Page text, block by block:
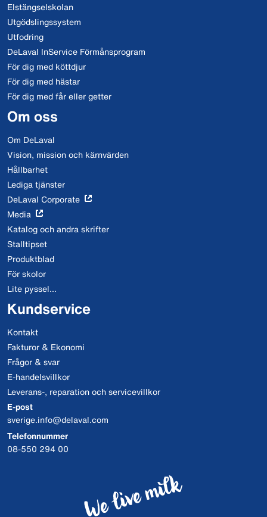
Elstängselskolan
Utgödslingssystem
Utfodring
DeLaval InService Förmånsprogram
För dig med köttdjur
För dig med hästar
För dig med får eller getter
Om oss
Om DeLaval
Vision, mission och kärnvärden
Hållbarhet
Lediga tjänster
DeLaval Corporate
Media
Katalog och andra skrifter
Stalltipset
Produktblad
För skolor
Lite pyssel...
Kundservice
Kontakt
Fakturor & Ekonomi
Frågor & svar
E-handelsvillkor
Leverans-, reparation och servicevillkor
E-post
sverige.info@delaval.com
Telefonnummer
08-550 294 00